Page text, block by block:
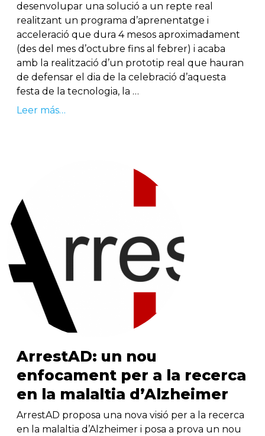
desenvolupar una solució a un repte real
realitzant un programa d’aprenentatge i
acceleració que dura 4 mesos aproximadament
(des del mes d’octubre fins al febrer) i acaba
amb la realització d’un prototip real que hauran
de defensar el dia de la celebració d’aquesta
festa de la tecnologia, la …
Leer más…
ArrestAD: un nou
enfocament per a la recerca
en la malaltia d’Alzheimer
ArrestAD proposa una nova visió per a la recerca
en la malaltia d’Alzheimer i posa a prova un nou